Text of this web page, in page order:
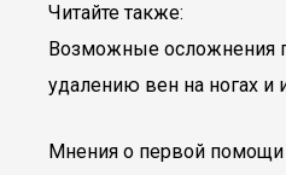
Читайте также:
Возможные осложнения
удалению вен на ногах и
Мнения о первой помощи